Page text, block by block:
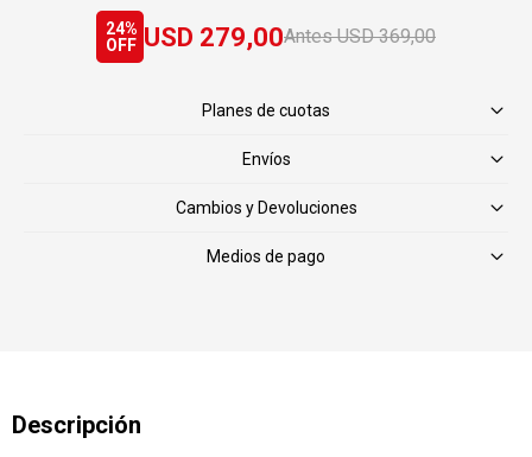
USD 279,00 USD 369,00
24
Planes de cuotas
Envíos
Cambios y Devoluciones
Medios de pago